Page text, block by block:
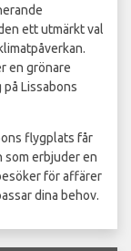
ett utmärkt val
en grönare
Lissabons
flygplats får
som erbjuder en
för affärer
dina behov.